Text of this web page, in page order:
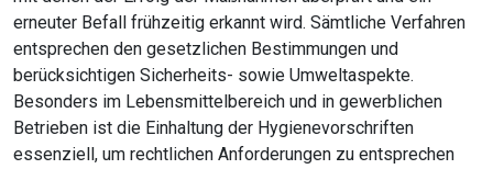
erneuter Befall frühzeitig erkannt wird. Sämtliche Verfahren
entsprechen den gesetzlichen Bestimmungen und
berücksichtigen Sicherheits- sowie Umweltaspekte.
Besonders im Lebensmittelbereich und in gewerblichen
Betrieben ist die Einhaltung der Hygienevorschriften
essenziell, um rechtlichen Anforderungen zu entsprechen